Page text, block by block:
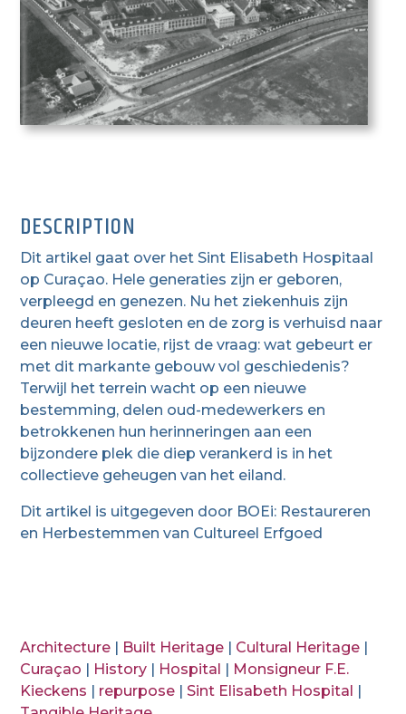
DESCRIPTION
Dit artikel gaat over het Sint Elisabeth Hospitaal
op Curaçao. Hele generaties zijn er geboren,
verpleegd en genezen. Nu het ziekenhuis zijn
deuren heeft gesloten en de zorg is verhuisd naar
een nieuwe locatie, rijst de vraag: wat gebeurt er
met dit markante gebouw vol geschiedenis?
Terwijl het terrein wacht op een nieuwe
bestemming, delen oud-medewerkers en
betrokkenen hun herinneringen aan een
bijzondere plek die diep verankerd is in het
collectieve geheugen van het eiland.
Dit artikel is uitgegeven door BOEi: Restaureren
en Herbestemmen van Cultureel Erfgoed
Architecture | Built Heritage | Cultural Heritage |
Curaçao | History | Hospital | Monsigneur F.E.
Kieckens | repurpose | Sint Elisabeth Hospital |